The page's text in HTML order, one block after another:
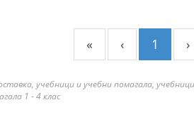
« ‹ 1 ›
учебници и учебни помагала,
1 - 4 клас